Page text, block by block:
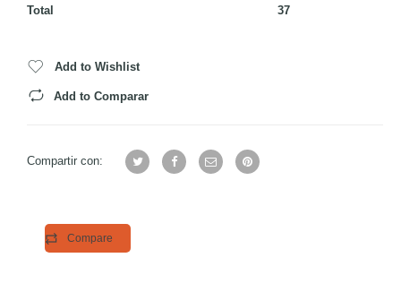
Total
37
Add to Wishlist
Add to Comparar
Compartir con:
Compare